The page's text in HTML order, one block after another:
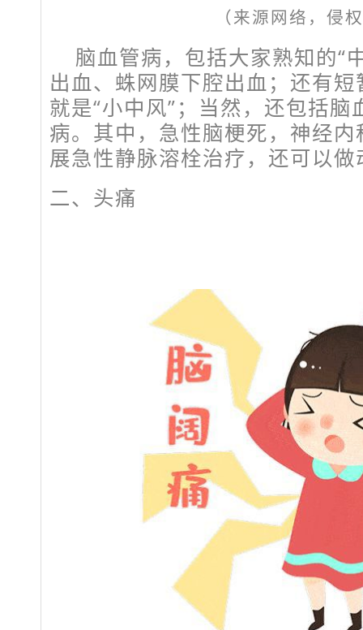
（来源网络，侵
脑血管病，包括大家熟知的“
出血、蛛网膜下腔出血；还有
就是“小中风”；当然，还包括
病。其中，急性脑梗死，神经
展急性静脉溶栓治疗，还可以
二、头痛